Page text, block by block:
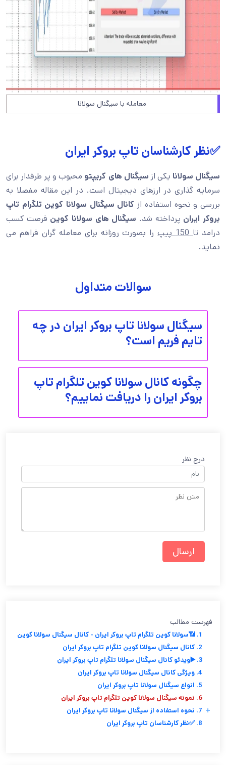
معامله با سیگنال سولانا
✅نظر کارشناسان تاپ بروکر ایران
سیگنال سولانا یکی از سیگنال های کریپتو محبوب و پر طرفدار برای
سرمایه گذاری در ارزهای دیجیتال است. در این مقاله مفصلا به
بررسی و نحوه استفاده از کانال سیگنال سولانا كوين تلگرام تاپ
بروکر ایران پرداخته شد. سیگنال های سولانا كوين فرصت کسب
درامد تا150 پیپ
را بصورت روزانه برای معامله گران فراهم می
نماید.
سوالات متداول
سیگنال سولانا تاپ بروکر ایران در چه
تایم فریم است؟
چگونه کانال سولانا كوين تلگرام تاپ
بروکر ایران را دریافت نماییم؟
درج نظر
فهرست مطالب
1. 📶سولانا كوين تلگرام تاپ بروکر ایران - کانال سیگنال سولانا كوين
2. کانال سیگنال سولانا كوين تلگرام تاپ بروکر ایران
3. ▶️ویدئو کانال سیگنال سولانا تلگرام تاپ بروکر ایران
4. ویژگی کانال سیگنال سولانا تاپ بروکر ایران
5. انواع سیگنال سولانا تاپ بروکر ایران
6. نمونه سیگنال سولانا كوين تلگرام تاپ بروکر ایران
7. نحوه استفاده از سیگنال سولانا تاپ بروکر ایران +
8. ✅نظر کارشناسان تاپ بروکر ایران